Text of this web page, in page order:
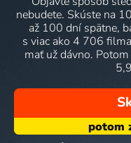
nebudete. Skúste na
až 100 dní spätne,
s viac ako 4 706
mať už dávno.